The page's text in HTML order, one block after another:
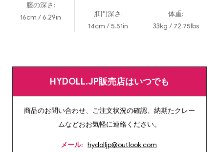
膣の深さ:
16cm / 6.29in
肛門深さ:
14cm / 5.51in
体重:
33kg / 72.75lbs
HYDOLL.JP販売店はいつでも
商品のお問い合わせ、ご注文状況の確認、納期たクレー
ムなどおお気軽に連絡ください。
メール: hydolljp@outlook.com